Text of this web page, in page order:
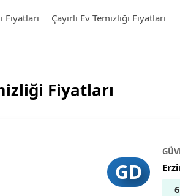
Fiyatları Çayırlı Ev Temizliği Fiyatları
Fiyatları
GD